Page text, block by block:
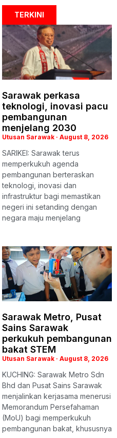
TERKINI
Sarawak perkasa
teknologi, inovasi pacu
pembangunan
menjelang 2030
Utusan Sarawak August 8, 2026
SARIKEI: Sarawak terus
memperkukuh agenda
pembangunan berteraskan
teknologi, inovasi dan
infrastruktur bagi memastikan
negeri ini setanding dengan
negara maju menjelang
Sarawak Metro, Pusat
Sains Sarawak
perkukuh pembangunan
bakat STEM
Utusan Sarawak August 8, 2026
KUCHING: Sarawak Metro Sdn
Bhd dan Pusat Sains Sarawak
menjalinkan kerjasama menerusi
Memorandum Persefahaman
(MoU) bagi memperkukuh
pembangunan bakat, khususnya